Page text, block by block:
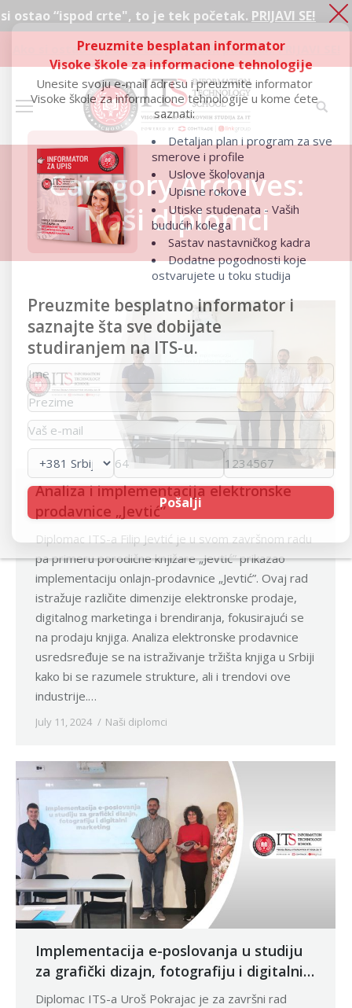
to je tek početak. PRIJAVI SE!
Ako si ostao “ispod crte", to je tek početak.PRIJAVI SE!
Category Archives:
Naši diplomci
Analiza i implementacija elektronske
prodavnice „Jevtić”
Diplomac ITS-a Filip Jevtić je u svom završnom radu
pa primeru porodične knjižare „Jevtić” prikazao
implementaciju onlajn-prodavnice „Jevtić”. Ovaj rad
istražuje različite dimenzije elektronske prodaje,
digitalnog marketinga i brendiranja, fokusirajući se
na prodaju knjiga. Analiza elektronske prodavnice
usredsređuje se na istraživanje tržišta knjiga u Srbiji
kako bi se razumele strukture, ali i trendovi ove
industrije.…
July 11, 2024 Naši diplomci
Implementacija e-poslovanja u studiju
za grafički dizajn, fotografiju i digitalni
marketing
Diplomac ITS-a Uroš Pokrajac je za završni rad
Preuzmite besplatan informator
Visoke škole za informacione tehnologije
Unesite svoju e-mail adresu i preuzmite informator
Visoke škole za informacione tehnologije u kome ćete
saznati:
Detaljan plan i program za sve
smerove i profile
Uslove školovanja
Upisne rokove
Utiske studenata - Vaših
budućih kolega
Sastav nastavničkog kadra
Dodatne pogodnosti koje
ostvarujete u toku studija
Preuzmite besplatno informator i
saznajte šta sve dobijate
studiranjem na ITS-u.